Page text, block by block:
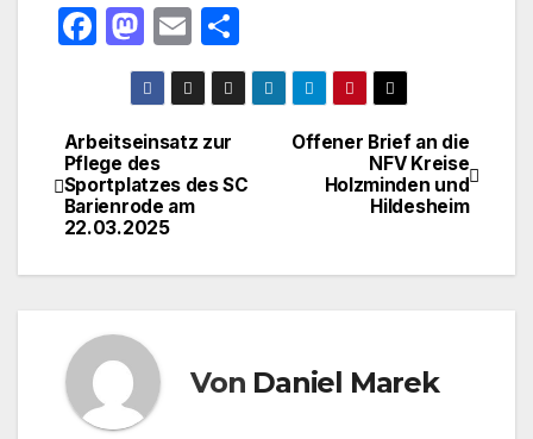
F
e
b
o
M
a
st
o
d
o
E
m
ail
ei
le
Beitragsnavigation
Offener Brief an die
NFV Kreise
Holzminden und
Hildesheim
Arbeitseinsatz zur
Pflege des
Sportplatzes des SC
Barienrode am
22.03.2025
Von Daniel Marek